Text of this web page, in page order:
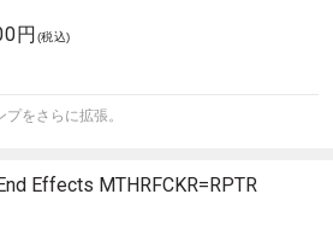
円 (税込)
をさらに拡張。
Effects MTHRFCKR=RPTR